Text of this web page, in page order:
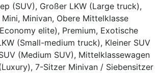
(SUV), Großer LKW (Large truck),
Minivan, Obere Mittelklasse
elite), Premium, Exotische
(Small-medium truck), Kleiner SUV
(Medium SUV), Mittelklassewagen
7-Sitzer Minivan / Siebensitzer